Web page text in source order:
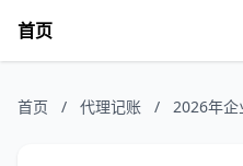
首页
首页 / 代理记账 / 2026年企